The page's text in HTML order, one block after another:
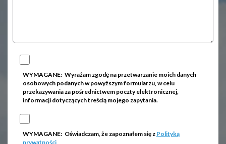
WYMAGANE: Wyrażam zgodę na przetwarzanie moich danych
osobowych podanych w powyższym formularzu, w celu
przekazywania za pośrednictwem poczty elektronicznej,
informacji dotyczących treścią mojego zapytania.
WYMAGANE: Oświadczam, że zapoznałem się z Polityką
prywatności